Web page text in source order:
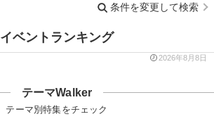
条件を変更して検索
イベントランキング
2026年8月8日
テーマWalker
テーマ別特集をチェック